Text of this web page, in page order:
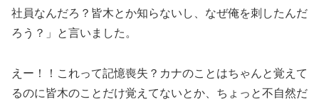
社員なんだろ？皆木とか知らないし、なぜ俺を刺したんだ
ろう？」と言いました。
えー！！これって記憶喪失？カナのことはちゃんと覚えて
るのに皆木のことだけ覚えてないとか、ちょっと不自然だ